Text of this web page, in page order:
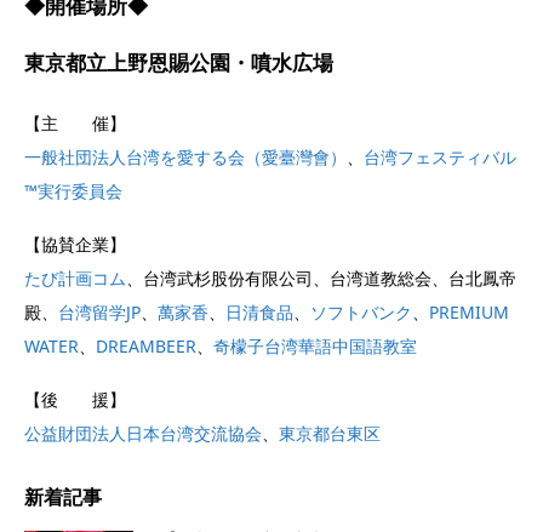
◆開催場所◆
東京都立上野恩賜公園・噴水広場
【主 催】
一般社団法人台湾を愛する会（愛臺灣會）
台湾フェスティバル
™実行委員会
【協賛企業】
たび計画コム
、台湾武杉股份有限公司、台湾道教総会、台北鳳帝
殿、 台湾留学JP 萬家香 日清食品 ソフトバンク
PREMIUM
WATER
DREAMBEER 奇檬子台湾華語中国語教室
【後 援】
公益財団法人日本台湾交流協会
東京都台東区
新着記事